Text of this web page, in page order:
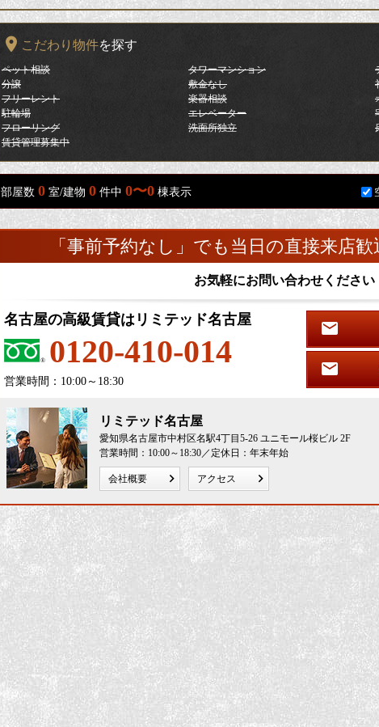
こだわり物件を探す
ペット相談 タワーマンション
分譲
敷金なし
フリーレント
楽器相談
駐輪場
エレベーター
フローリング
洗面所独立
賃貸管理募集中
部屋数 0 室/建物 0 件中 0〜0 棟表示
「事前予約なし」でも当日の直接来店
お気軽にお問い合わせください
名古屋の高級賃貸はリミテッド名古屋
0120-410-014
営業時間：10:00～18:30
リミテッド名古屋
愛知県名古屋市中村区名駅4丁目5-26 ユニモール桜ビル 2F
営業時間：10:00～18:30／定休日：年末年始
会社概要 アクセス